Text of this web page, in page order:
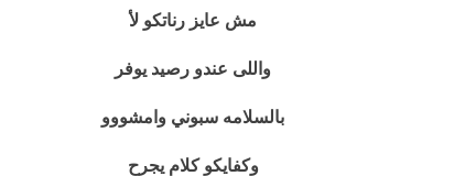
مش عايز رناتكو لأ
واللى عندو رصيد يوفر
بالسلامه سبوني وامشووو
وكفايكو كلام يجرح